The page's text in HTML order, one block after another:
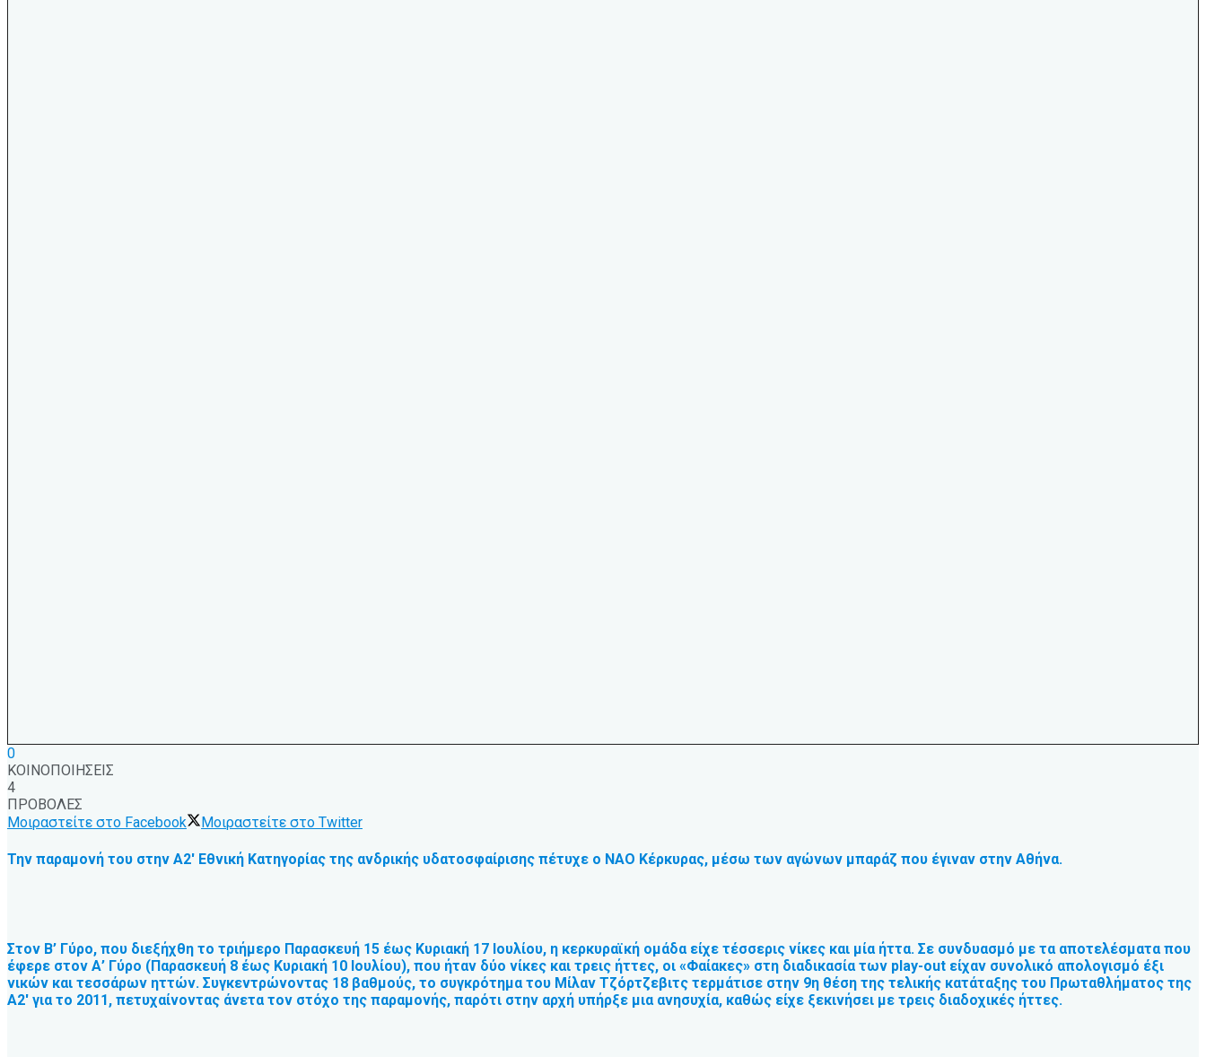
0
ΚΟΙΝΟΠΟΙΗΣΕΙΣ
4
ΠΡΟΒΟΛΕΣ
Μοιραστείτε στο Facebook
Μοιραστείτε στο Twitter
Την παραμονή του στην Α2′ Εθνική Κατηγορίας της ανδρικής υδατοσφαίρισης πέτυχε ο ΝΑΟ Κέρκυρας, μέσω των αγώνων μπαράζ που έγιναν στην Αθήνα.
Στον Β’ Γύρο, που διεξήχθη το τριήμερο Παρασκευή 15 έως Κυριακή 17 Ιουλίου, η κερκυραϊκή ομάδα είχε τέσσερις νίκες και μία ήττα. Σε συνδυασμό με τα αποτελέσματα που
έφερε στον Α’ Γύρο (Παρασκευή 8 έως Κυριακή 10 Ιουλίου), που ήταν δύο νίκες και τρεις ήττες, οι «Φαίακες» στη διαδικασία των play-out είχαν συνολικό απολογισμό έξι
νικών και τεσσάρων ηττών. Συγκεντρώνοντας 18 βαθμούς, το συγκρότημα του Μίλαν Τζόρτζεβιτς τερμάτισε στην 9η θέση της τελικής κατάταξης του Πρωταθλήματος της
Α2′ για το 2011, πετυχαίνοντας άνετα τον στόχο της παραμονής, παρότι στην αρχή υπήρξε μια ανησυχία, καθώς είχε ξεκινήσει με τρεις διαδοχικές ήττες.